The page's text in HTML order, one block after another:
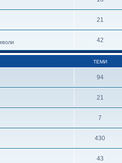
21
42
ТЕМИ
94
21
7
430
43